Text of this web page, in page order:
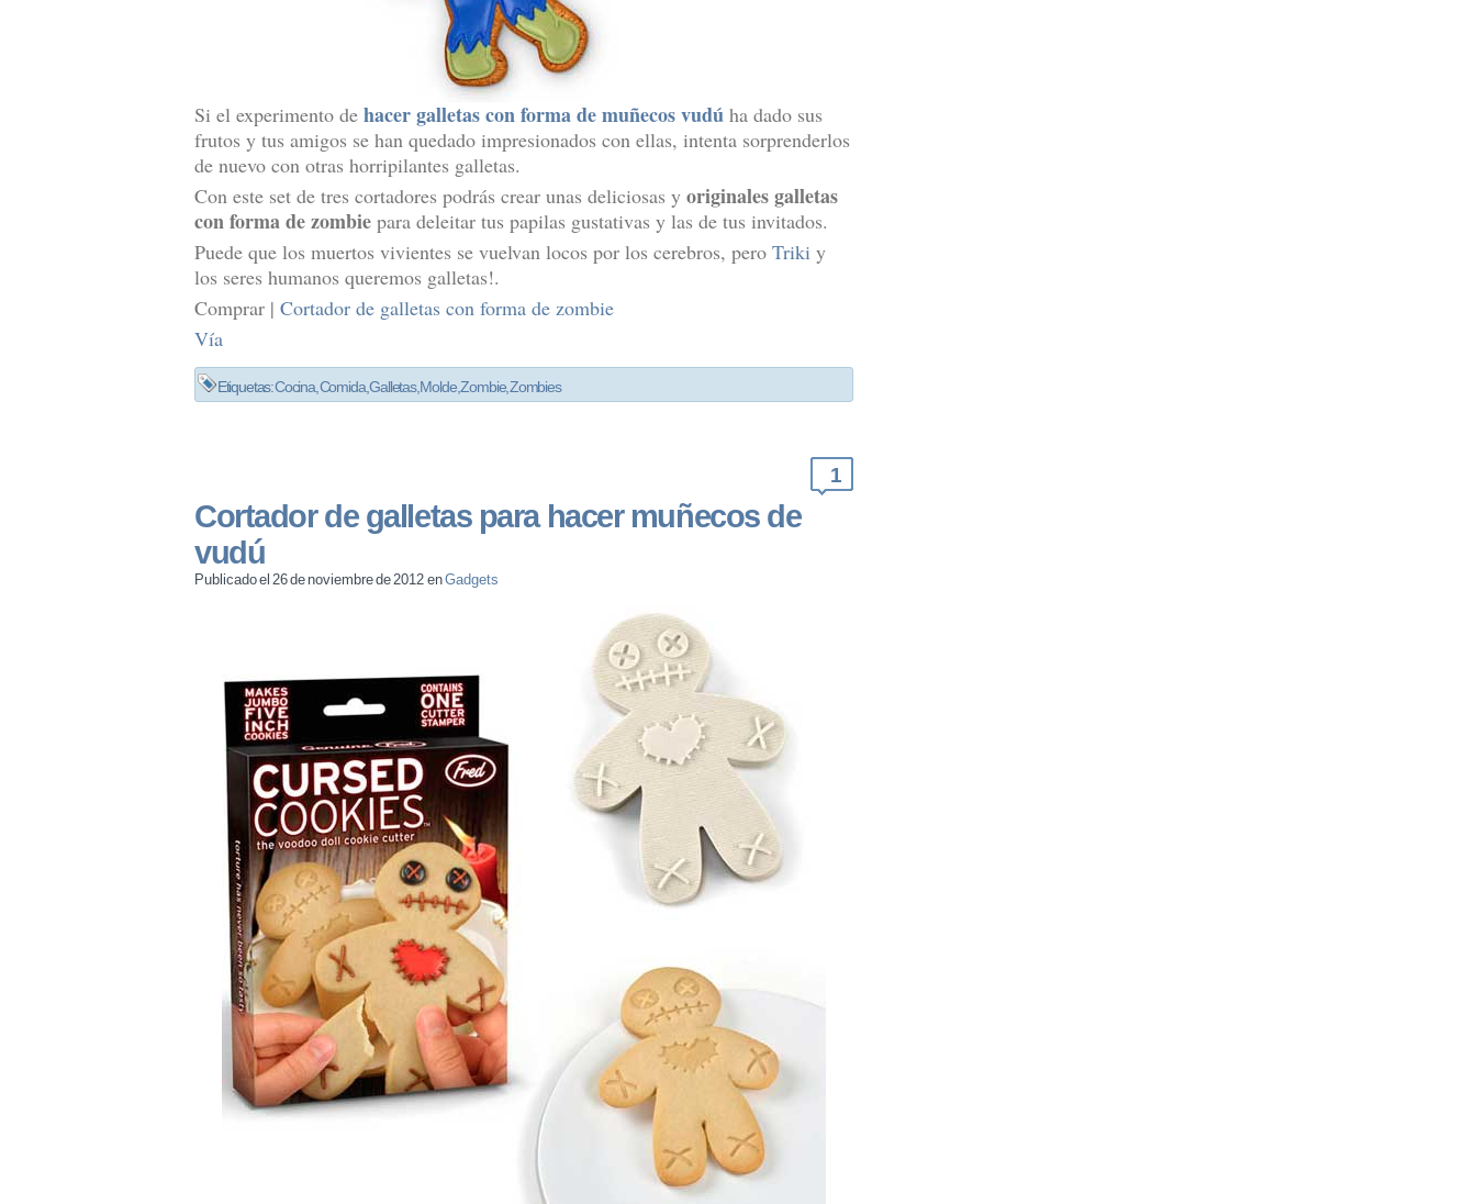
Si el experimento de hacer galletas con forma de muñecos vudú ha dado sus
frutos y tus amigos se han quedado impresionados con ellas, intenta sorprenderlos
de nuevo con otras horripilantes galletas.
Con este set de tres cortadores podrás crear unas deliciosas y originales galletas
con forma de zombie para deleitar tus papilas gustativas y las de tus invitados.
Puede que los muertos vivientes se vuelvan locos por los cerebros, pero Triki y
los seres humanos queremos galletas!.
Comprar | Cortador de galletas con forma de zombie
Vía
Etiquetas:Cocina, Comida,Galletas,Molde,Zombie,Zombies
1
Cortador de galletas para hacer muñecos de
vudú
Publicado el 26 de noviembre de 2012 enGadgets